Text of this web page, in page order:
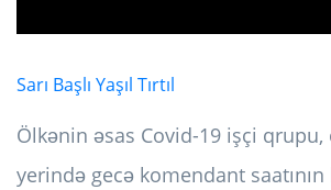
Sarı Başlı Yaşıl Tırtıl
Ölkənin əsas Covid-19 işçi
yerində gecə komendant